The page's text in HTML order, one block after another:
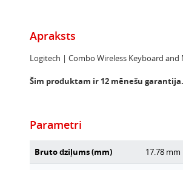
Apraksts
Logitech | Combo Wireless Keyboard
Šim produktam ir 12 mēnešu garantija.
Parametri
Bruto dziļums (mm) 17.78 mm